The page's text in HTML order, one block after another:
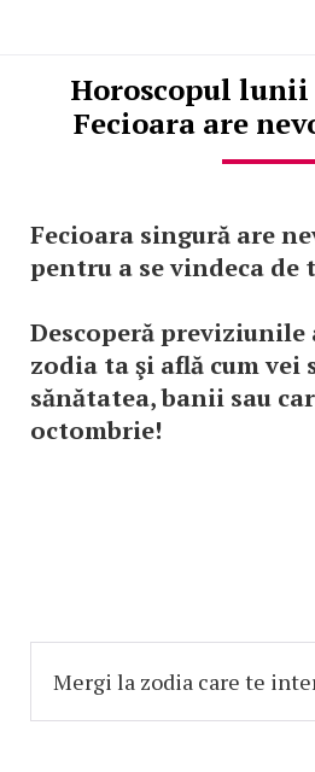
Horoscopul
Fecioara are
Fecioara singură are
pentru a se vindeca de
Descoperă
zodia ta şi află cum vei
sănătatea, banii sau
octombrie!